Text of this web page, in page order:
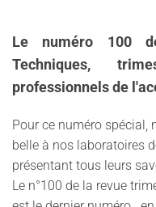
Le numéro 100
Techniques,
professionnels de
Pour ce numéro spécial,
belle à nos laboratoires
présentant tous leurs
Le n°100 de la revue